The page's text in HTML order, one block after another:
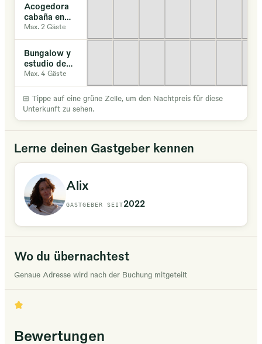
Acogedora
cabaña en
zona de
playa
Max. 2 Gäste
Bungalow y
estudio de
ensueño en
zona de
playa
Max. 4 Gäste
⊞ Tippe auf eine grüne Zelle, um den Nachtpreis für diese
Unterkunft zu sehen.
Lerne deinen Gastgeber kennen
Alix
GASTGEBER SEIT2022
Wo du übernachtest
Genaue Adresse wird nach der Buchung mitgeteilt
Bewertungen